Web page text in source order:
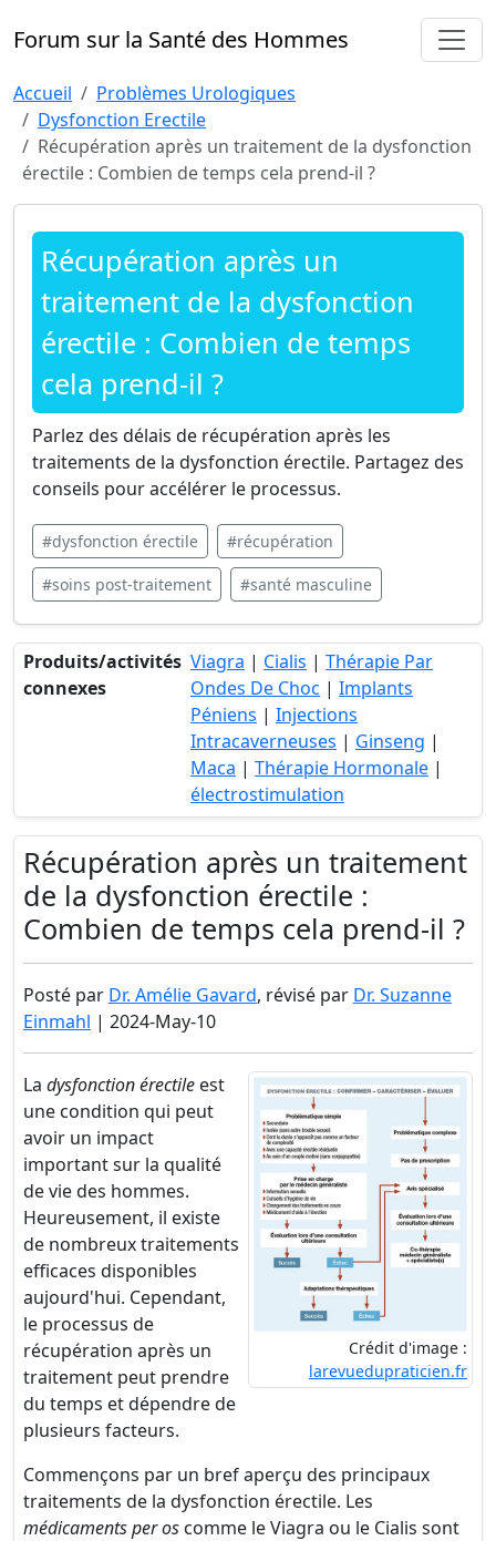
Forum sur la Santé des Hommes
Accueil
Problèmes Urologiques
Dysfonction Erectile
Récupération après un traitement de la dysfonction
érectile : Combien de temps cela prend-il ?
Récupération après un
traitement de la dysfonction
érectile : Combien de temps
cela prend-il ?
Parlez des délais de récupération après les
traitements de la dysfonction érectile. Partagez des
conseils pour accélérer le processus.
#dysfonction érectile #récupération
#soins post-traitement #santé masculine
Produits/activités
connexes
Viagra | Cialis | Thérapie Par
Ondes De Choc | Implants
Péniens | Injections
Intracaverneuses | Ginseng |
Maca | Thérapie Hormonale |
électrostimulation
Récupération après un traitement
de la dysfonction érectile :
Combien de temps cela prend-il ?
Posté par Dr. Amélie Gavard, révisé par Dr. Suzanne
Einmahl | 2024-May-10
Crédit d'image :
larevuedupraticien.fr
La dysfonction érectile est
une condition qui peut
avoir un impact
important sur la qualité
de vie des hommes.
Heureusement, il existe
de nombreux traitements
efficaces disponibles
aujourd'hui. Cependant,
le processus de
récupération après un
traitement peut prendre
du temps et dépendre de
plusieurs facteurs.
Commençons par un bref aperçu des principaux
traitements de la dysfonction érectile. Les
médicaments per os comme le Viagra ou le Cialis sont